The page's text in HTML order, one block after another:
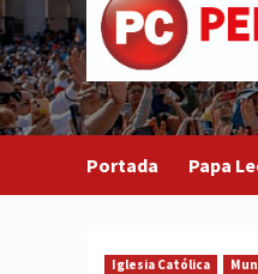
Portada Papa
Iglesia Católica